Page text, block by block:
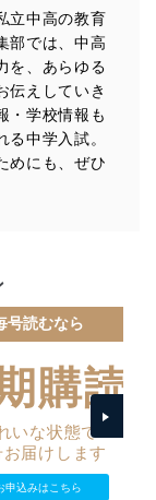
る指針及び
理の仕組み
合させま
防止及び是
器及び当該
個人データへ
御機能（ユ
情報データ
用する従業
立中高の教育
部では、中高
を、あらゆる
伝えしていき
・学校情報も
中学入試。
めにも、ぜひ
号読むなら
購読
いな状態で
届けします
申込みはこちら